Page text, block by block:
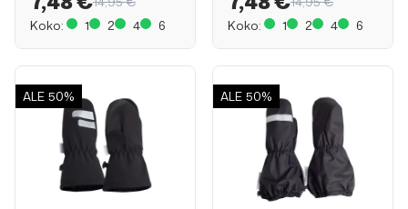
Koko:
1 2 4 6
Koko:
1 2 4 6
ALE 50% ALE 50%